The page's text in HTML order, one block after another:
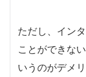
ただし、イン
ことができな
いうのがデメリ